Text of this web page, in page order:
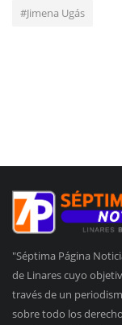
#Jimena Ugás
"Séptima Página
de Linares cuyo
través de un
sobre todo los